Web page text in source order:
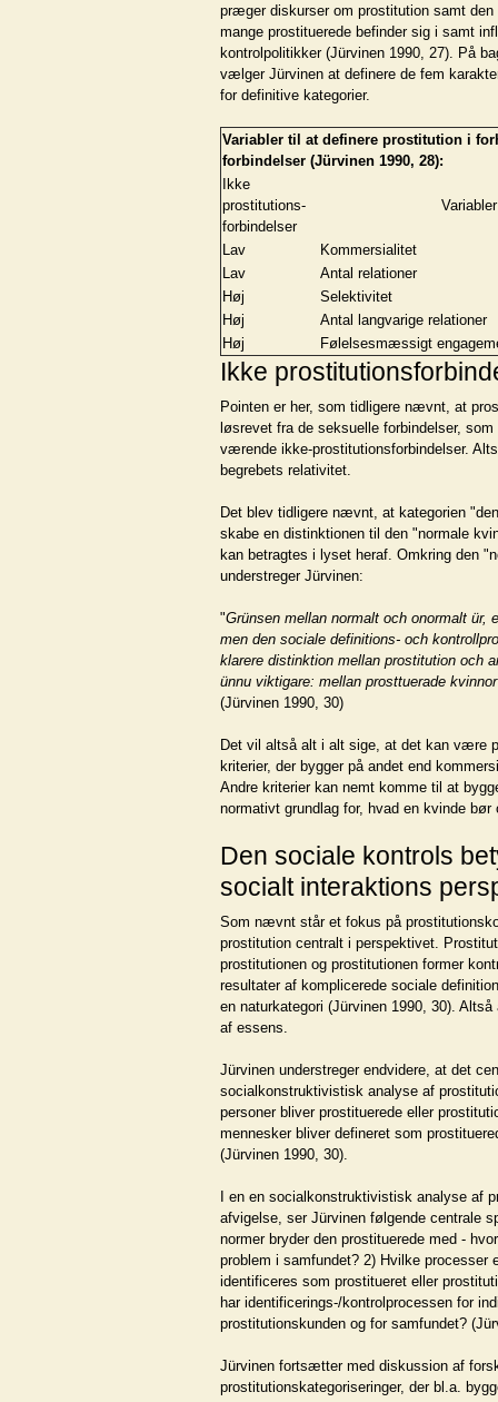
præger diskurser om prostitution samt
mange prostituerede befinder sig i samt
kontrolpolitikker (Jürvinen 1990, 27). På
vælger Jürvinen at definere de fem
for definitive kategorier.
Variabler til at definere prostitution i
forbindelser (Jürvinen 1990, 28):
Ikke
prostitutions-
forbindelser
Variabler
Lav
Kommersialitet
Lav
Antal relationer
Høj
Selektivitet
Høj
Antal langvarige relationer
Høj
Følelsesmæssigt
Ikke
Pointen er her, som tidligere nævnt, at
løsrevet fra de seksuelle forbindelser,
værende ikke-prostitutionsforbindelser.
begrebets relativitet.
Det blev tidligere nævnt, at kategorien
skabe en distinktionen til den "normale
kan betragtes i lyset heraf. Omkring den
understreger Jürvinen:
"Grünsen mellan normalt och onormalt ür,
men den sociale definitions- och
klarere distinktion mellan prostitution och
ünnu viktigare: mellan prosttuerade
(Jürvinen 1990, 30)
Det vil altså alt i alt sige, at det kan være
kriterier, der bygger på andet end
Andre kriterier kan nemt komme til at
normativt grundlag for, hvad en kvinde
Den sociale kontrols
socialt interaktions
Som nævnt står et fokus på
prostitution centralt i perspektivet.
prostitutionen og prostitutionen former
resultater af komplicerede sociale
en naturkategori (Jürvinen 1990, 30).
af essens.
Jürvinen understreger endvidere, at det
socialkonstruktivistisk analyse af
personer bliver prostituerede eller
mennesker bliver defineret som
(Jürvinen 1990, 30).
I en en socialkonstruktivistisk analyse af
afvigelse, ser Jürvinen følgende centrale
normer bryder den prostituerede med -
problem i samfundet? 2) Hvilke processer
identificeres som prostitueret eller
har identificerings-/kontrolprocessen for
prostitutionskunden og for samfundet?
Jürvinen fortsætter med diskussion af
prostitutionskategoriseringer, der bl.a.